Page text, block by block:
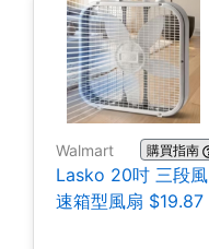
Walmart 購買指南
Lasko 20吋 三段風
速箱型風扇 $19.87